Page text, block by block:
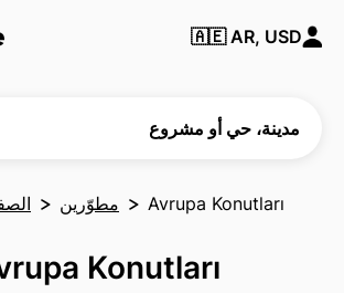
🇦🇪AR, USD
مدينة، حي أو مشروع
مطوّرين Avrupa Konutları
Konutları